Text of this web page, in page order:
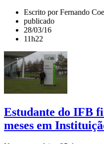
Escrito por Fernando
publicado
28/03/16
11h22
Estudante do IFB
meses em